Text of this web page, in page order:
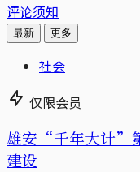
评论须知
最新 更多
社会
仅限会员
雄安“千年大计”
建设